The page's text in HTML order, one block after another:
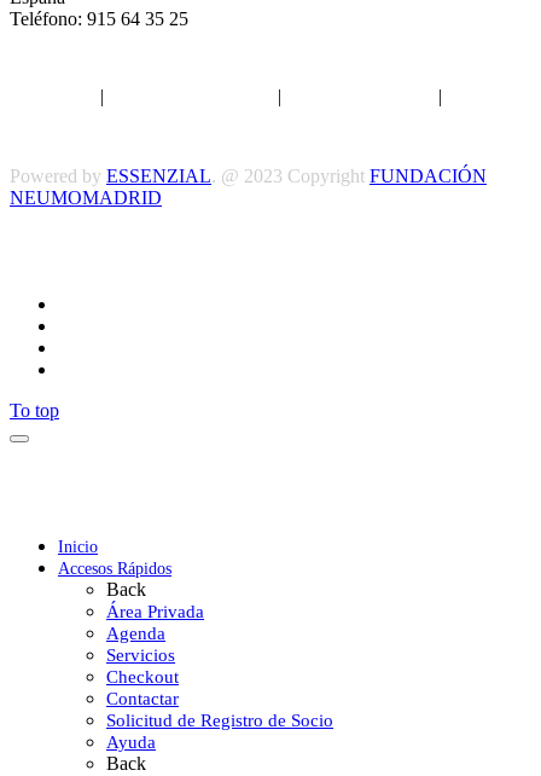
Teléfono: 915 64 35 25
| | |
Powered by ESSENZIAL. @ 2023 Copyright FUNDACIÓN
NEUMOMADRID
To top
Inicio
Accesos Rápidos
Back
Área Privada
Agenda
Servicios
Checkout
Contactar
Solicitud de Registro de Socio
Ayuda
Back